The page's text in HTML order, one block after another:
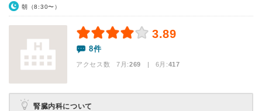
朝（8:30〜）
3.89
8件
アクセス数 7月:269 | 6月:417
腎臓内科について